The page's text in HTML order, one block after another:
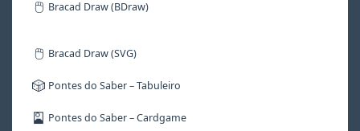
🖱️ Bracad Draw (BDraw)
🖱️ Bracad Draw (SVG)
🎲 Pontes do Saber – Tabuleiro
🎴 Pontes do Saber – Cardgame